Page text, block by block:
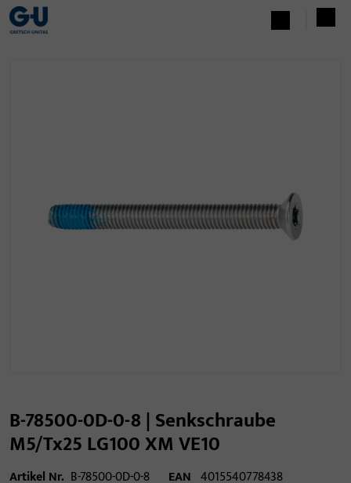
B-78500-0D-0-8 | Senkschraube
M5/Tx25 LG100 XM VE10
Artikel Nr. B-78500-0D-0-8 EAN 4015540778438